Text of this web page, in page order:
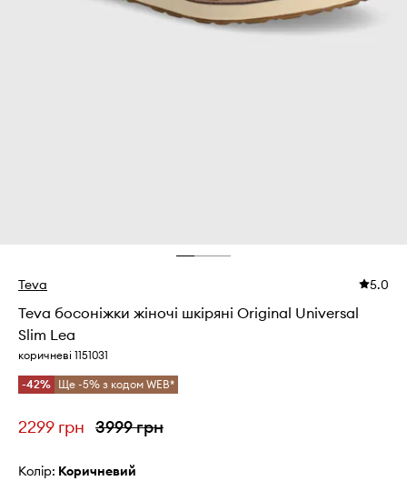
Teva 5.0
Teva босоніжки жіночі шкіряні Original Universal
Slim Lea
коричневі 1151031
-42% Ще -5% з кодом WEB*
2299 грн 3999 грн
Колір: коричневий